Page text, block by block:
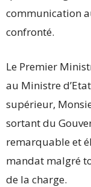
communication
confronté.
Le Premier
au Ministre
supérieur,
sortant du
remarquable et
mandat malgré
de la charge.